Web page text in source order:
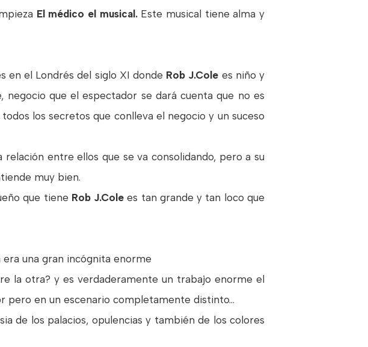
El médico el musical. Este musical tiene alma y
en el Londrés del siglo XI donde Rob J.Cole es niño y
que el espectador se dará cuenta que no es
los secretos que conlleva el negocio y un suceso
entre ellos que se va consolidando, pero a su
muy bien.
que tiene Rob J.Cole es tan grande y tan loco que
una gran incógnita enorme
la otra? y es verdaderamente un trabajo enorme el
pero en un escenario completamente distinto...
de los palacios, opulencias y también de los colores